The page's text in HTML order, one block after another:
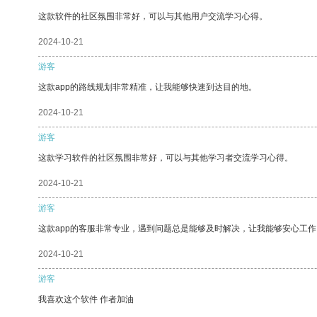
这款软件的社区氛围非常好，可以与其他用户交流学习心得。
2024-10-21
游客
这款app的路线规划非常精准，让我能够快速到达目的地。
2024-10-21
游客
这款学习软件的社区氛围非常好，可以与其他学习者交流学习心得。
2024-10-21
游客
这款app的客服非常专业，遇到问题总是能够及时解决，让我能够安心工
2024-10-21
游客
我喜欢这个软件 作者加油